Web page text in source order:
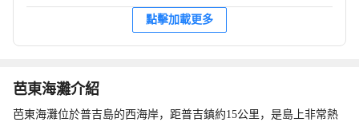
點擊加載更多
芭東海灘介紹
芭東海灘位於普吉島的西海岸，距普吉鎮約15公里，是島上非常熱